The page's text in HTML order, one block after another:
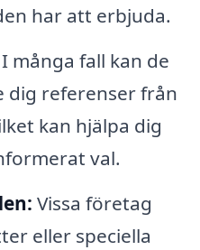
har att erbjuda.
I många fall kan de
dig referenser från
kan hjälpa dig
val.
Vissa företag
eller speciella